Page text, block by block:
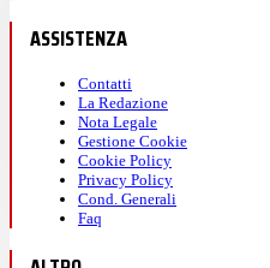
ASSISTENZA
Contatti
La Redazione
Nota Legale
Gestione Cookie
Cookie Policy
Privacy Policy
Cond. Generali
Faq